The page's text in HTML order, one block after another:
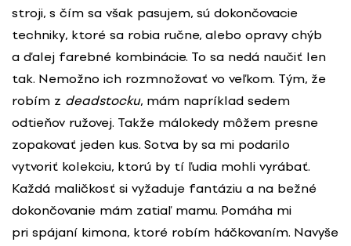
stroji, s čím sa však pasujem, sú dokončovacie
techniky, ktoré sa robia ručne, alebo opravy chýb
a ďalej farebné kombinácie. To sa nedá naučiť len
tak. Nemožno ich rozmnožovať vo veľkom. Tým, že
robím z deadstocku, mám napríklad sedem
odtieňov ružovej. Takže málokedy môžem presne
zopakovať jeden kus. Sotva by sa mi podarilo
vytvoriť kolekciu, ktorú by tí ľudia mohli vyrábať.
Každá maličkosť si vyžaduje fantáziu a na bežné
dokončovanie mám zatiaľ mamu. Pomáha mi
pri spájaní kimona, ktoré robím háčkovaním. Navyše